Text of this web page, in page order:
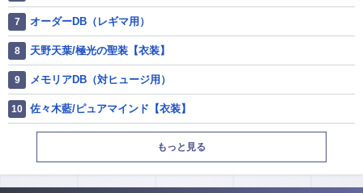
オーダーDB（レギマ用）
天野天葉/極光の聖装【衣装】
メモリアDB（対ヒュージ用）
佐々木藍/ピュアマインド【衣装】
もっと見る